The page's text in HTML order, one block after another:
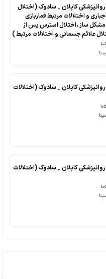
کاپلان _ سادوک (اختلال
و اختلالات مرتبط قماربازی
مشکل ساز ،اختلال استرس پس از
علائم جسمانی و اختلالات مرتبط )
کاپلان _ سادوک (اختلالات
کاپلان _ سادوک (اختلالات